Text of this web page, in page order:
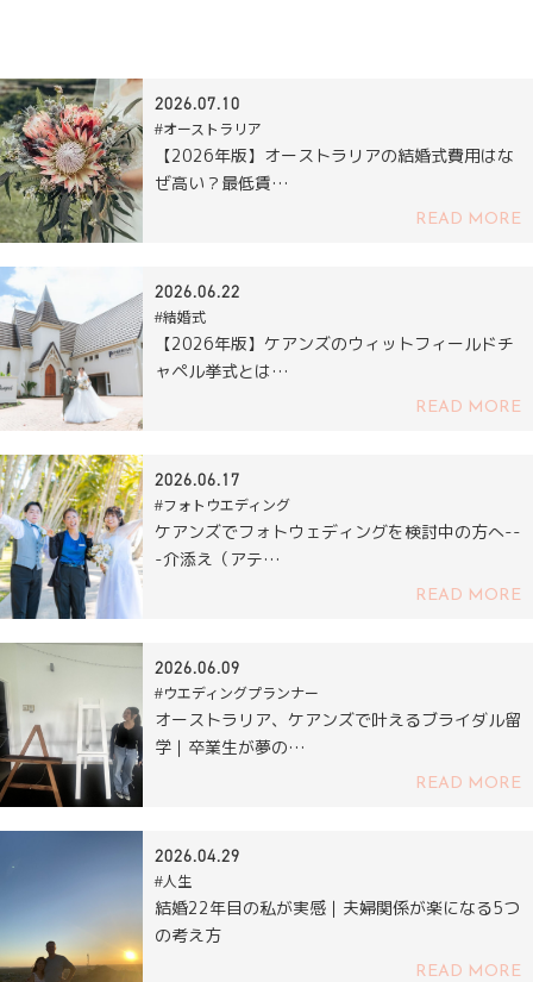
2026.07.10
#オーストラリア
【2026年版】オーストラリアの結婚式費用はな
ぜ高い？最低賃…
READ MORE
2026.06.22
#結婚式
【2026年版】ケアンズのウィットフィールドチ
ャペル挙式とは…
READ MORE
2026.06.17
#フォトウエディング
ケアンズでフォトウェディングを検討中の方へ--
-介添え（アテ…
READ MORE
2026.06.09
#ウエディングプランナー
オーストラリア、ケアンズで叶えるブライダル留
学｜卒業生が夢の…
READ MORE
2026.04.29
#人生
結婚22年目の私が実感｜夫婦関係が楽になる5つ
の考え方
READ MORE